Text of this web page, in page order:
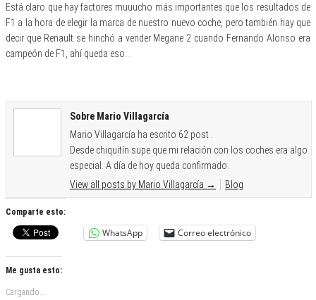
Está claro que hay factores muuucho más importantes que los resultados de
F1 a la hora de elegir la marca de nuestro nuevo coche, pero también hay que
decir que Renault se hinchó a vender Megane 2 cuando Fernando Alonso era
campeón de F1, ahí queda eso…
Sobre Mario Villagarcía
Mario Villagarcía ha escrito 62 post .
Desde chiquitín supe que mi relación con los coches era algo
especial. A día de hoy queda confirmado.
View all posts by Mario Villagarcía → Blog
Comparte esto:
WhatsApp Correo electrónico
Me gusta esto:
Cargando...